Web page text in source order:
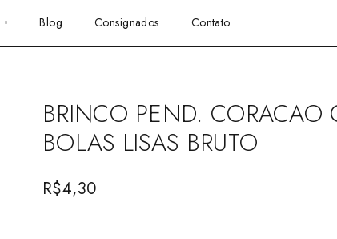
Blog Consignados Contato
BRINCO PEND. CORACAO
BOLAS LISAS BRUTO
R$4,30